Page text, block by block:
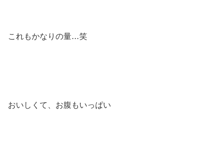
これもかなりの量…笑
おいしくて、お腹もいっぱい